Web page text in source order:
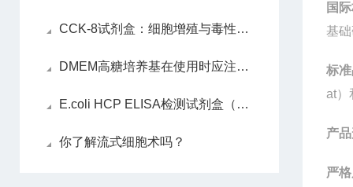
CCK-8试剂盒：细胞增殖与毒性检测的理想选择
DMEM高糖培养基在使用时应注意哪些因素？
E.coli HCP ELISA检测试剂盒（2G）：精准定量宿主蛋白残留的科研利器
你了解流式细胞术吗？
国
基
标
at）
产
严